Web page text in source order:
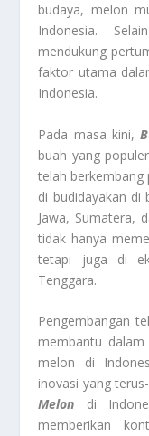
budaya, melon
Indonesia.
mendukung
faktor utama
Indonesia.
Pada masa kini,
buah yang
telah berkembang
di budidayakan di
Jawa, Sumatera,
tidak hanya
tetapi juga di
Tenggara.
Pengembangan
membantu
melon di
inovasi yang
Melon
di
memberikan